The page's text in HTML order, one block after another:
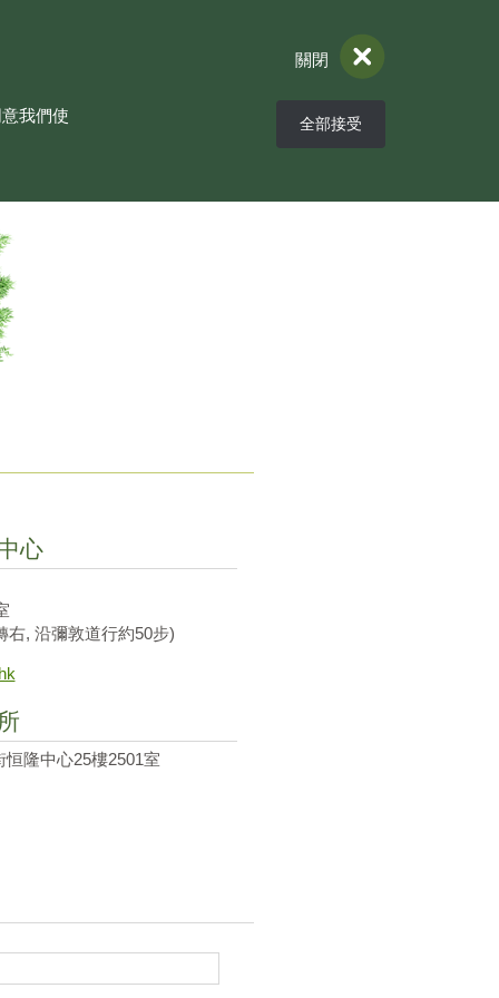
關閉
我們使
全部接受
心
右, 沿彌敦道行約50步)
隆中心25樓2501室